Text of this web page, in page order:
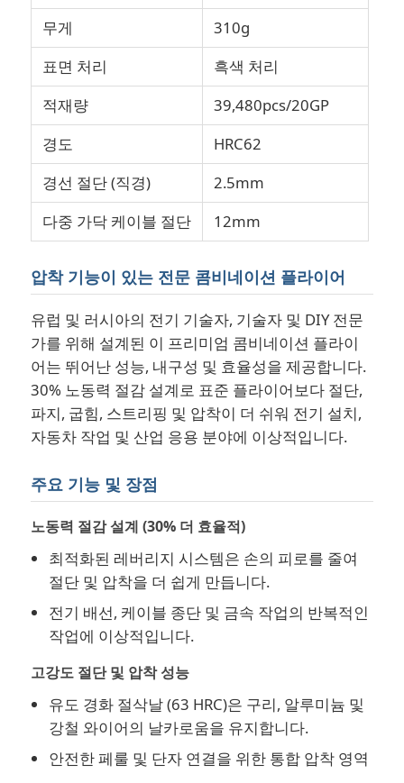
제품 소개
동영상
회사 소개
공장 투어
연락처
견적 요청
무게
310g
표면 처리
흑색 처리
적재량
39,480pcs/20GP
경도
HRC62
경선 절단 (직경)
2.5mm
다중 가닥 케이블 절단
12mm
압착 기능이 있는 전문 콤비네이션 플라이어
유럽 및 러시아의 전기 기술자, 기술자 및 DIY 전문
가를 위해 설계된 이 프리미엄 콤비네이션 플라이
어는 뛰어난 성능, 내구성 및 효율성을 제공합니다.
30% 노동력 절감 설계로 표준 플라이어보다 절단,
파지, 굽힘, 스트리핑 및 압착이 더 쉬워 전기 설치,
자동차 작업 및 산업 응용 분야에 이상적입니다.
주요 기능 및 장점
노동력 절감 설계 (30% 더 효율적)
최적화된 레버리지 시스템은 손의 피로를 줄여
절단 및 압착을 더 쉽게 만듭니다.
전기 배선, 케이블 종단 및 금속 작업의 반복적인
작업에 이상적입니다.
고강도 절단 및 압착 성능
유도 경화 절삭날 (63 HRC)은 구리, 알루미늄 및
강철 와이어의 날카로움을 유지합니다.
안전한 페룰 및 단자 연결을 위한 통합 압착 영역